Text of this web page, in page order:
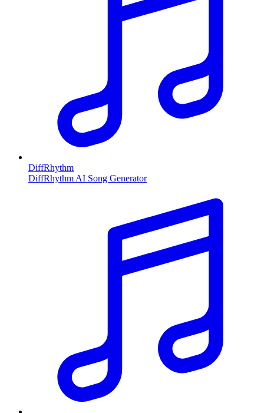
DiffRhythm
DiffRhythm AI Song Generator